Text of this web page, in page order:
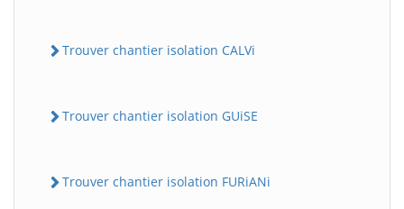
Trouver chantier isolation CALVi
Trouver chantier isolation GUiSE
Trouver chantier isolation FURiANi